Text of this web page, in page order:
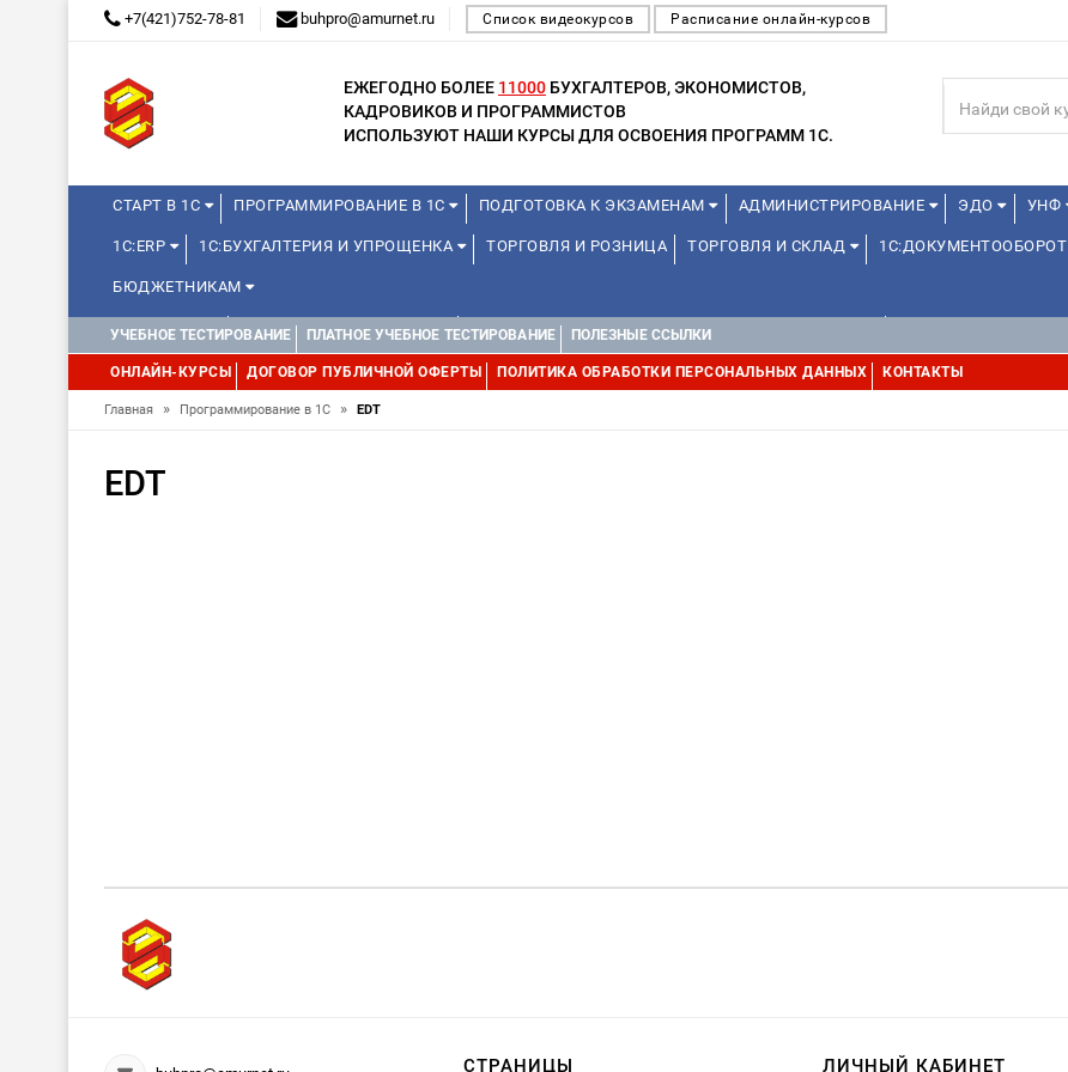
+7(421)752-78-81 buhpro@amurnet.ru Список видеокурсов Расписание онлайн-курсов
ЕЖЕГОДНО БОЛЕЕ 11000 БУХГАЛТЕРОВ, ЭКОНОМИСТОВ,
КАДРОВИКОВ И ПРОГРАММИСТОВ
ИСПОЛЬЗУЮТ НАШИ КУРСЫ ДЛЯ ОСВОЕНИЯ ПРОГРАММ 1С.
СТАРТ В 1С ПРОГРАММИРОВАНИЕ В 1С ПОДГОТОВКА К ЭКЗАМЕНАМ АДМИНИСТРИРОВАНИЕ ЭДО УНФ
1С:ERP 1С:БУХГАЛТЕРИЯ И УПРОЩЕНКА ТОРГОВЛЯ И РОЗНИЦА ТОРГОВЛЯ И СКЛАД 1С:ДОКУМЕНТООБОРОТ
БЮДЖЕТНИКАМ
МИНИ-КУРСЫ КУРСЫ ДЛЯ ШКОЛЬНИКОВ КУРСЫ ДЛЯ ПРЕПОДАВАТЕЛЕЙ ШКОЛЬНЫХ КУРСОВ
УПРАВЛЕНИЕ ПРОЕКТАМИ УПРАВЛЕНЦАМ ДРУГИЕ 1С:МЕДИЦИНА WEB, JAVA И ANDROID
УЧЕБНОЕ ТЕСТИРОВАНИЕ ПЛАТНОЕ УЧЕБНОЕ ТЕСТИРОВАНИЕ ПОЛЕЗНЫЕ ССЫЛКИ
ОНЛАЙН-КУРСЫ ДОГОВОР ПУБЛИЧНОЙ ОФЕРТЫ ПОЛИТИКА ОБРАБОТКИ ПЕРСОНАЛЬНЫХ ДАННЫХ КОНТАКТЫ
Главная » Программирование в 1С » EDT
EDT
СТРАНИЦЫ ЛИЧНЫЙ КАБИНЕТ